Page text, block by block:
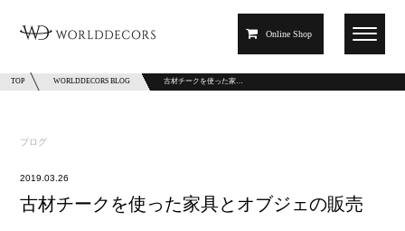
Online Shop
TOP WORLDDECORS BLOG 古材チークを使った家…
ブログ
2019.03.26
古材チークを使った家具とオブジェの販売